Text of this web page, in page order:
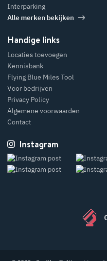
Interparking
Alle merken bekijken
Handige links
Locaties toevoegen
Kennisbank
Flying Blue Miles Tool
Voor bedrijven
Privacy Policy
Algemene voorwaarden
Contact
Instagram